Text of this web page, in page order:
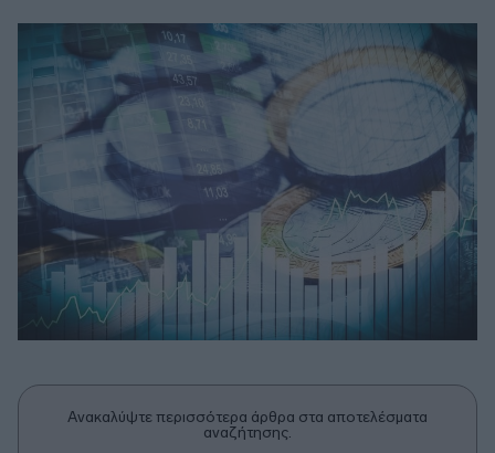
Ανακαλύψτε περισσότερα άρθρα στα αποτελέσματα
αναζήτησης.